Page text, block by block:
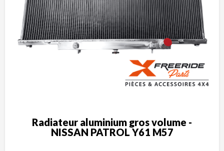
Radiateur aluminium gros volume -
NISSAN PATROL Y61 M57